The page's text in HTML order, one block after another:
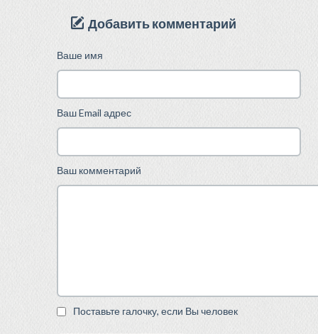
Добавить комментарий
Ваше имя
Ваш Email адрес
Ваш комментарий
Поставьте галочку, если Вы человек